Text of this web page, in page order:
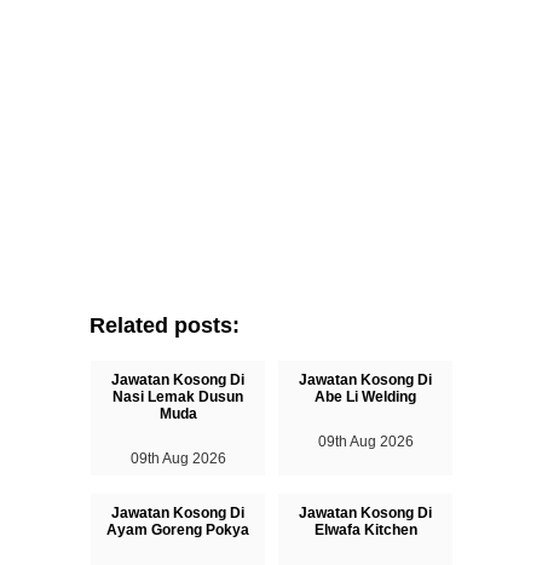
Related posts:
Jawatan Kosong Di
Nasi Lemak Dusun
Muda
09th Aug 2026
Jawatan Kosong Di
Abe Li Welding
09th Aug 2026
Jawatan Kosong Di
Ayam Goreng Pokya
Jawatan Kosong Di
Elwafa Kitchen